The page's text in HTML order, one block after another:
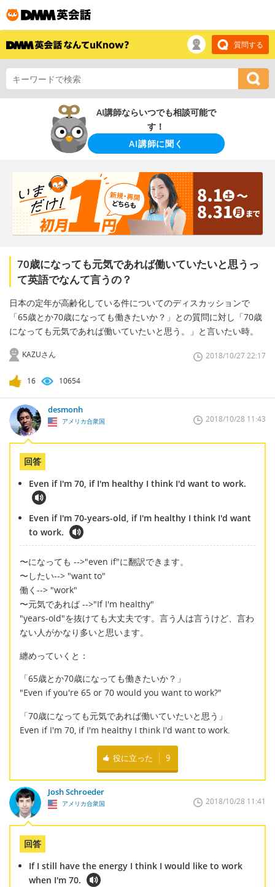
質問する
AI講師ならいつでも相談可能で
す！
AI講師に聞く
70歳になっても元気であれば働いていたいと思うっ
て英語でなんて言うの？
日本の定年が高齢化している件についてのディスカッションで
「65歳とか70歳になっても働きたいか？」との質問に対し「70歳
になっても元気であれば働いていたいと思う。」と言いたい時。
KAZUさん 2018/10/27 22:17
16 10654
desmonh
アメリカ合衆国 2018/10/28 11:43
回答
Even if I'm 70, if I'm healthy I think I'd want to work.
Even if I'm 70-years-old, if I'm healthy I think I'd want
to work.
〜になっても -->"even if"に翻訳できます。
〜したい--> "want to"
働く--> "work"
〜元気であれば -->"If I'm healthy"
"years-old"を抜けても大丈夫です。言う人は言うけど、言わ
ない人がかなり多いと思います。
纏めっていくと：
「65歳とか70歳になっても働きたいか？」
"Even if you're 65 or 70 would you want to work?"
「70歳になっても元気であれば働いていたいと思う」
Even if I'm 70, if I'm healthy I think I'd want to work.
役に立った 9
Josh Schroeder
アメリカ合衆国 2018/10/28 11:41
回答
If I still have the energy I think I would like to work
when I'm 70.